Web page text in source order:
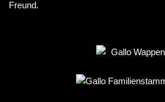
Freund.